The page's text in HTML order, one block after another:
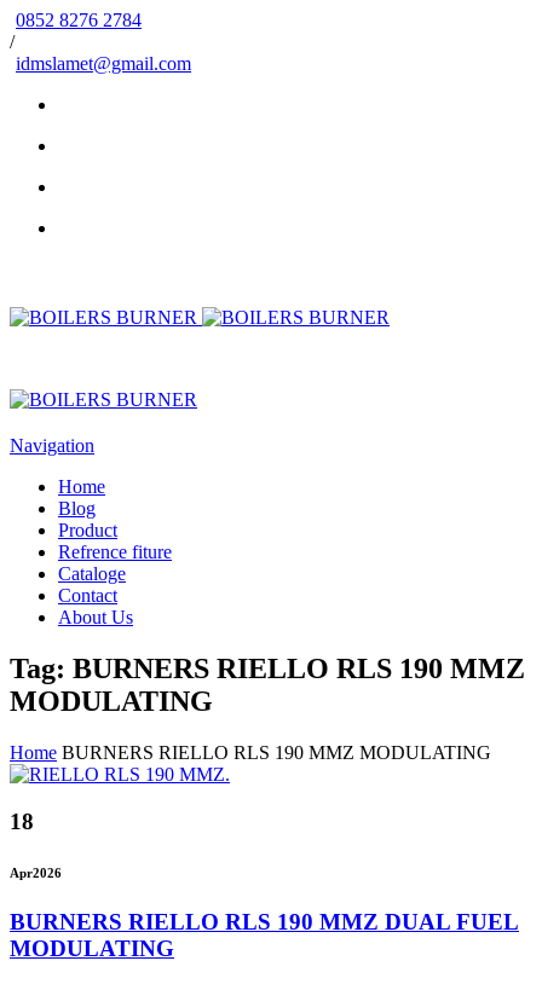
0852 8276 2784
/
idmslamet@gmail.com
Navigation
Home
Blog
Product
Refrence fiture
Cataloge
Contact
About Us
Tag: BURNERS RIELLO RLS 190 MMZ
MODULATING
Home BURNERS RIELLO RLS 190 MMZ MODULATING
18
Apr2026
BURNERS RIELLO RLS 190 MMZ DUAL FUEL
MODULATING